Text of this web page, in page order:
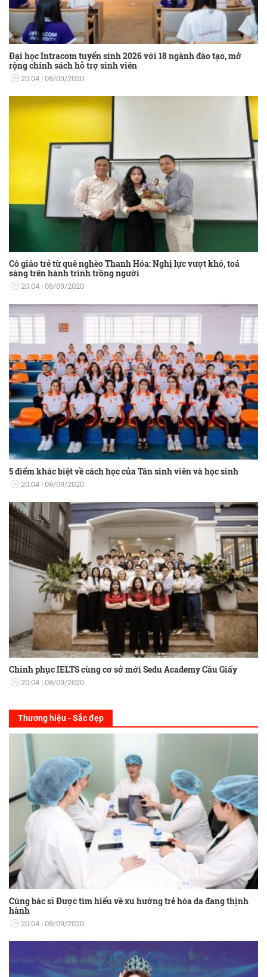
Đại học Intracom tuyển sinh 2026 với 18 ngành đào tạo, mở
rộng chính sách hỗ trợ sinh viên
20:04 08/09/2020
Cô giáo trẻ từ quê nghèo Thanh Hóa: Nghị lực vượt khó, toả
sáng trên hành trình trồng người
20:04 08/09/2020
5 điểm khác biệt về cách học của Tân sinh viên và học sinh
20:04 08/09/2020
Chinh phục IELTS cùng cơ sở mới Sedu Academy Cầu Giấy
20:04 08/09/2020
Thương hiệu - Sắc đẹp
Cùng bác sĩ Được tìm hiểu về xu hướng trẻ hóa da đang thịnh
hành
20:04 08/09/2020